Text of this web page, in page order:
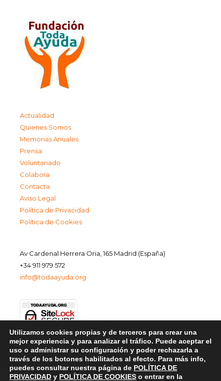
Actualidad
Quienes Somos
Memorias Anuales
Prensa
Voluntariado
Colabora
Contacta
Aviso Legal
Política de Privacidad
Política de Cookies
Av Cardenal Herrera Oria, 165 Madrid (España)
+34 911 979 572
info@todaayuda.org
Utilizamos cookies propias y de terceros para crear una
mejor experiencia y para analizar el tráfico. Puede aceptar el
uso o administrar su configuración y poder rechazarla a
través de los botones habilitados al efecto. Para más info,
puedes consultar nuestra página de POLÍTICA DE
PRIVACIDAD y POLÍTICA DE COOKIES o entrar en la